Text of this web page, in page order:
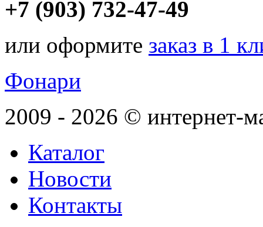
+7 (903) 732-47-49
или оформите заказ в 1
Фонари
2009 - 2026 © интернет-
Каталог
Новости
Контакты